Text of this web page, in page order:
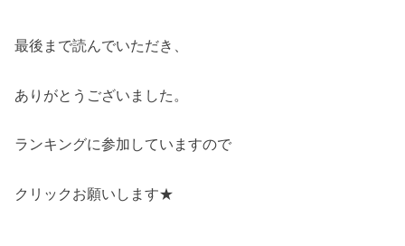
最後まで読んでいただき、
ありがとうございました。
ランキングに参加していますので
クリックお願いします★